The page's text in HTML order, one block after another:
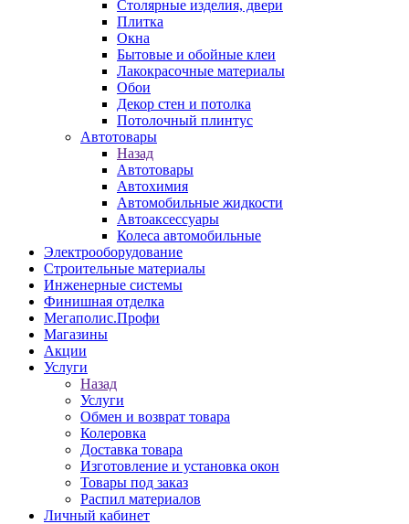
Столярные изделия, двери
Плитка
Окна
Бытовые и обойные клеи
Лакокрасочные материалы
Обои
Декор стен и потолка
Потолочный плинтус
Автотовары
Назад
Автотовары
Автохимия
Автомобильные жидкости
Автоаксессуары
Колеса автомобильные
Электрооборудование
Строительные материалы
Инженерные системы
Финишная отделка
Мегаполис.Профи
Магазины
Акции
Услуги
Назад
Услуги
Обмен и возврат товара
Колеровка
Доставка товара
Изготовление и установка окон
Товары под заказ
Распил материалов
Личный кабинет